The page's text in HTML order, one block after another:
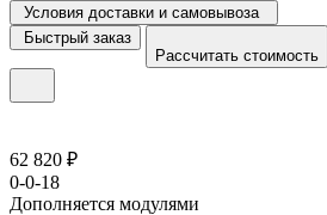
Условия доставки и самовывоза
Быстрый заказ
Рассчитать стоимость
62 820 ₽
0-0-18
Дополняется модулями